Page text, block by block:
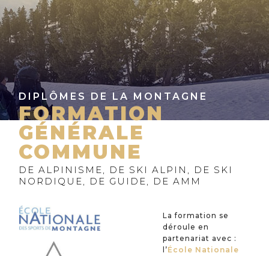
DIPLÔMES DE LA MONTAGNE
FORMATION
GÉNÉRALE
COMMUNE
DE ALPINISME, DE SKI ALPIN, DE SKI
NORDIQUE, DE GUIDE, DE AMM
La formation se
déroule en
partenariat avec :
l’École Nationale